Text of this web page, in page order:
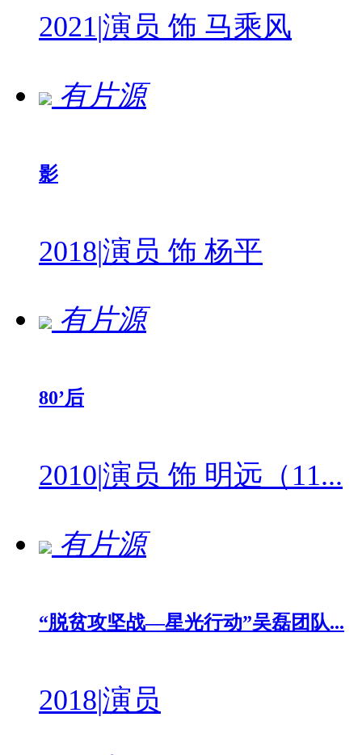
2021|演员 饰 马乘风
有片源
影
2018|演员 饰 杨平
有片源
80’后
2010|演员 饰 明远（11...
有片源
“脱贫攻坚战—星光行动”吴磊团队...
2018|演员